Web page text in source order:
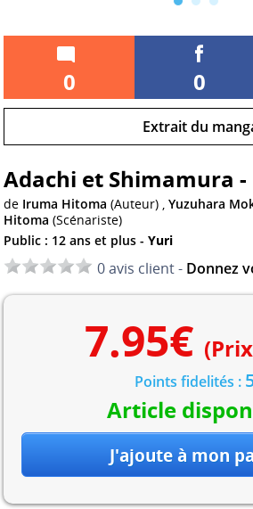
0 0
Extrait du
Adachi et Shimamura -
de Iruma Hitoma (Auteur) ,Yuzuhara
Hitoma (Scénariste)
Public : 12 ans et plus -Yuri
0 avis client - Donnez
7.95€
Points fidelités :
Article